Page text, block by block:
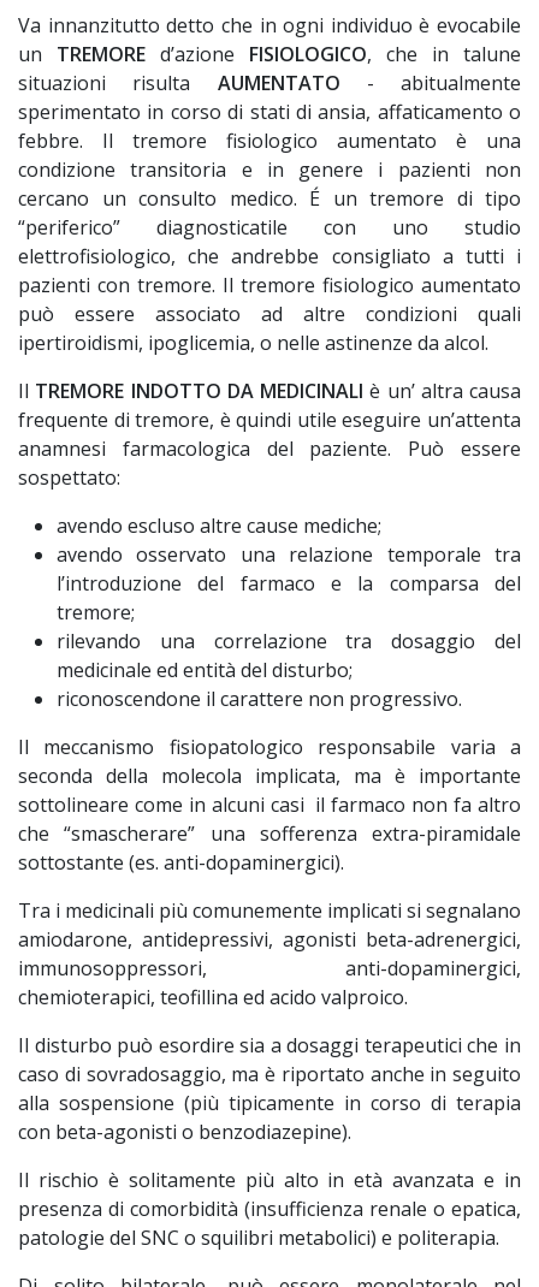
Va innanzitutto detto che in ogni individuo è evocabile
un TREMORE d’azione FISIOLOGICO, che in talune
situazioni risulta AUMENTATO - abitualmente
sperimentato in corso di stati di ansia, affaticamento o
febbre. Il tremore fisiologico aumentato è una
condizione transitoria e in genere i pazienti non
cercano un consulto medico. É un tremore di tipo
“periferico” diagnosticatile con uno studio
elettrofisiologico, che andrebbe consigliato a tutti i
pazienti con tremore. Il tremore fisiologico aumentato
può essere associato ad altre condizioni quali
ipertiroidismi, ipoglicemia, o nelle astinenze da alcol.
Il TREMORE INDOTTO DA MEDICINALIè un’ altra causa
frequente di tremore, è quindi utile eseguire un’attenta
anamnesi farmacologica del paziente. Può essere
sospettato:
avendo escluso altre cause mediche;
avendo osservato una relazione temporale tra
l’introduzione del farmaco e la comparsa del
tremore;
rilevando una correlazione tra dosaggio del
medicinale ed entità del disturbo;
riconoscendone il carattere non progressivo.
Il meccanismo fisiopatologico responsabile varia a
seconda della molecola implicata, ma è importante
sottolineare come in alcuni casi il farmaco non fa altro
che “smascherare” una sofferenza extra-piramidale
sottostante (es. anti-dopaminergici).
Tra i medicinali più comunemente implicati si segnalano
amiodarone, antidepressivi, agonisti beta-adrenergici,
immunosoppressori, anti-dopaminergici,
chemioterapici, teofillina ed acido valproico.
Il disturbo può esordire sia a dosaggi terapeutici che in
caso di sovradosaggio, ma è riportato anche in seguito
alla sospensione (più tipicamente in corso di terapia
con beta-agonisti o benzodiazepine).
Il rischio è solitamente più alto in età avanzata e in
presenza di comorbidità (insufficienza renale o epatica,
patologie del SNC o squilibri metabolici) e politerapia.